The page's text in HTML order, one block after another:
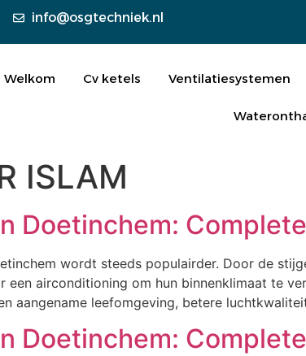
info@osgtechniek.nl
Welkom Cv ketels Ventilatiesystemen
ISLAM
Doetinchem:
wordt steeds populairder. Door de
een airconditioning om hun binnenklimaat te
aangename leefomgeving, betere
Doetinchem: